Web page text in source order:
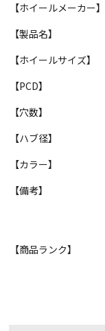
【ホイールメーカー】
【製品名】
【ホイールサイズ】
【PCD】
【穴数】
【ハブ径】
【カラー】
【備考】
【商品ランク】